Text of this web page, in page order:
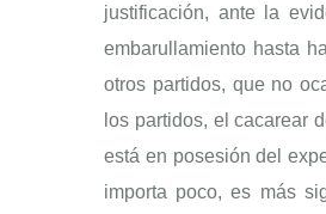
justificación, ante la
embarullamiento hasta
otros partidos, que no
los partidos, el cacarear
está en posesión del
importa poco, es más